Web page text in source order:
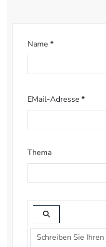
Name *
EMail-Adresse *
Thema